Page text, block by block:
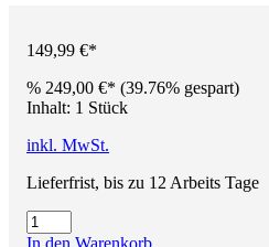
149,99 €*
% 249,00 €* (39.76% gespart)
Inhalt: 1 Stück
inkl. MwSt.
Lieferfrist, bis zu 12 Arbeits Tage
In den Warenkorb